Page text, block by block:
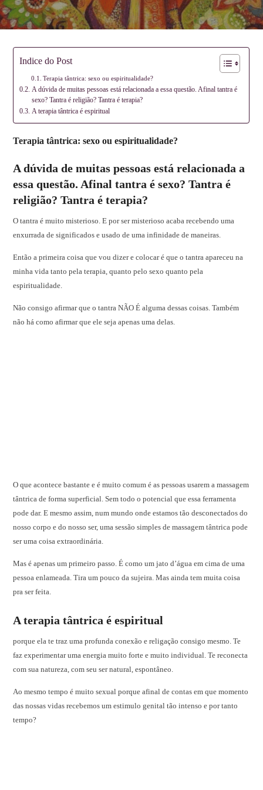
Indice do Post
Terapia tântrica: sexo ou espiritualidade?
A dúvida de muitas pessoas está relacionada a essa questão. Afinal tantra é
sexo? Tantra é religião? Tantra é terapia?
A terapia tântrica é espiritual
Terapia tântrica: sexo ou espiritualidade?
A dúvida de muitas pessoas está relacionada a
essa questão. Afinal tantra é sexo? Tantra é
religião? Tantra é terapia?
O tantra é muito misterioso. E por ser misterioso acaba recebendo uma
enxurrada de significados e usado de uma infinidade de maneiras.
Então a primeira coisa que vou dizer e colocar é que o tantra apareceu na
minha vida tanto pela terapia, quanto pelo sexo quanto pela
espiritualidade.
Não consigo afirmar que o tantra NÃO É alguma dessas coisas. Também
não há como afirmar que ele seja apenas uma delas.
O que acontece bastante e é muito comum é as pessoas usarem a massagem
tântrica de forma superficial. Sem todo o potencial que essa ferramenta
pode dar. E mesmo assim, num mundo onde estamos tão desconectados do
nosso corpo e do nosso ser, uma sessão simples de massagem tântrica pode
ser uma coisa extraordinária.
Mas é apenas um primeiro passo. É como um jato d’água em cima de uma
pessoa enlameada. Tira um pouco da sujeira. Mas ainda tem muita coisa
pra ser feita.
A terapia tântrica é espiritual
porque ela te traz uma profunda conexão e religação consigo mesmo. Te
faz experimentar uma energia muito forte e muito individual. Te reconecta
com sua natureza, com seu ser natural, espontâneo.
Ao mesmo tempo é muito sexual porque afinal de contas em que momento
das nossas vidas recebemos um estimulo genital tão intenso e por tanto
tempo?